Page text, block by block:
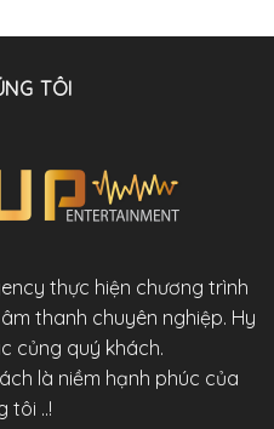
TÔI
thực hiện chương trình
thanh chuyên nghiệp. Hy
củng quý khách.
là niềm hạnh phúc của
tôi ..!